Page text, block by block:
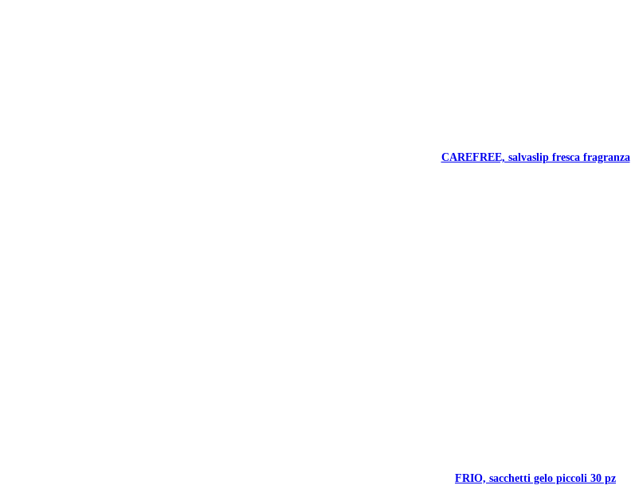
CAREFREE, salvaslip fresca fragranza
FRIO, sacchetti gelo piccoli 30 pz